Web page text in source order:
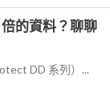
的資料？聊聊
DD 系列）...